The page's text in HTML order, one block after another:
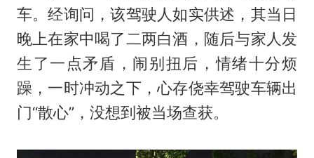
车。经询问，该驾驶人如实供述，其当日
晚上在家中喝了二两白酒，随后与家人发
生了一点矛盾，闹别扭后，情绪十分烦
躁，一时冲动之下，心存侥幸驾驶车辆出
门“散心”，没想到被当场查获。